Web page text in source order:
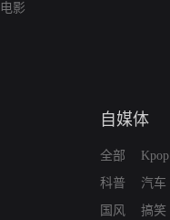
电影
自媒体
全部
科普
国风
Kpop
汽车
搞笑